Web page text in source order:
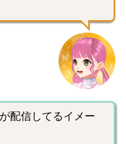
配信してるイメー